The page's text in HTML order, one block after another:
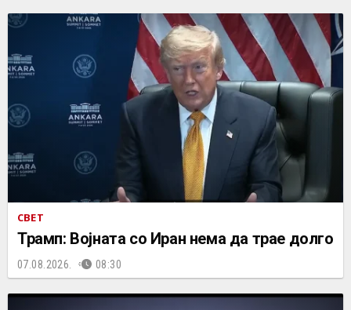
СВЕТ
Трамп: Војната со Иран нема да трае долго
07.08.2026. 08:30